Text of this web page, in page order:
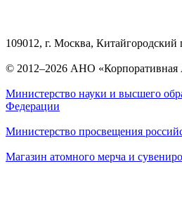
109012, г. Москва, Китайгородский
© 2012–2026 АНО «Корпоративная
Министерство науки и высшего
Федерации
Министерство просвещения
Магазин атомного мерча и